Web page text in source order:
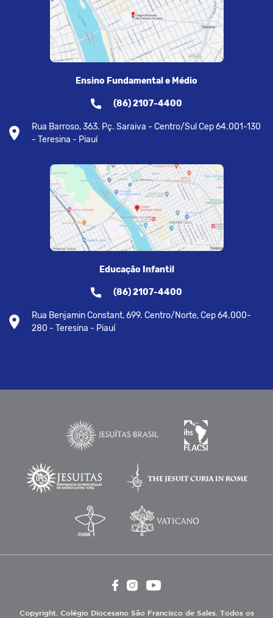
Ensino Fundamental e Médio
(86) 2107-4400
Rua Barroso, 363. Pç. Saraiva - Centro/Sul Cep 64.001-130
- Teresina - Piauí
Educação Infantil
(86) 2107-4400
Rua Benjamin Constant, 699. Centro/Norte, Cep 64.000-
280 - Teresina - Piauí
Copyright. Colégio Diocesano São Francisco de Sales. Todos os